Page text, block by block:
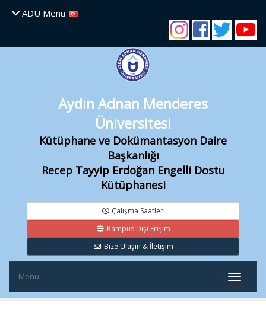
ADÜ Menü
Instagram
Hesabımız
Facebook
Sayfamız
Twitter
Aydın Adnan Menderes
Üniversitesi
Kütüphane ve Dokümantasyon Daire
Başkanlığı
Recep Tayyip Erdoğan Engelli Dostu
Kütüphanesi
Çalışma Saatleri
Kampüs Dışı Erişim
Bize Ulaşın & İletişim
Menü